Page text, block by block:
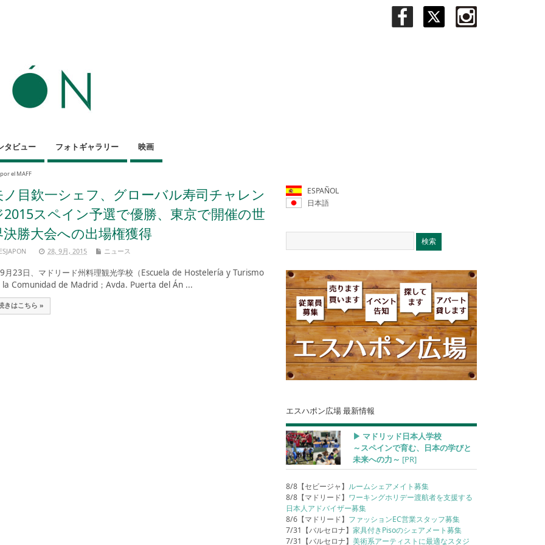
タビュー フォトギャラリー 映画
el MAFF
ノ目欽一シェフ、グローバル寿司チャレン
2015スペイン予選で優勝、東京で開催の世
決勝大会への出場権獲得
28, 9月, 2015 ニュース
23日、マドリード州料理観光学校（Escuela de Hostelería y Turismo
la Comunidad de Madrid；Avda. Puerta del Án ...
きはこちら »
ESPAÑOL
日本語
エスハポン広場 最新情報
▶︎ マドリッド日本人学校
～スペインで育む、日本の学びと
未来への力～ [PR]
8/8【セビージャ】ルームシェアメイト募集
8/8【マドリード】 ワーキングホリデー渡航者を支援する
日本人アドバイザー募集
8/6【マドリード】 ファッションEC営業スタッフ募集
7/31【バルセロナ】家具付きPisoのシェアメート募集
7/31【バルセロナ】美術系アーティストに最適なスタジ